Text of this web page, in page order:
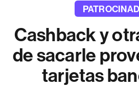
Cashback y
de sacarle
tarjetas